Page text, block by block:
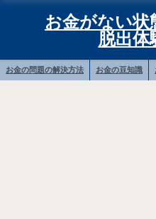
お金がない
脱出体
お金の問題の解決方法 お金の豆知識